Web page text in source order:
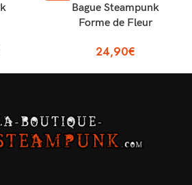
Bague Steampunk
Forme de Fleur
24,90€